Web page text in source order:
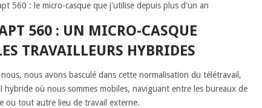
560 : UN MICRO-CASQUE
TRAVAILLEURS HYBRIDES
nous avons basculé dans cette normalisation du télétravail,
hybride où nous sommes mobiles, naviguant entre les bureaux de
ou tout autre lieu de travail externe.